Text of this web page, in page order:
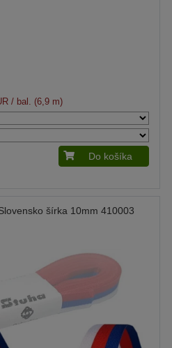
/ bal. (6,9 m)
Do košíka
šírka 10mm 410003